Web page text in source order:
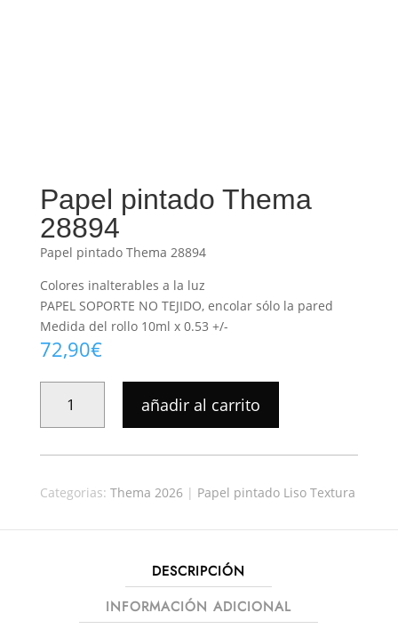
Papel pintado Thema
28894
Papel pintado Thema 28894
Colores inalterables a la luz
PAPEL SOPORTE NO TEJIDO, encolar sólo la pared
Medida del rollo 10ml x 0.53 +/-
72,90€
PINTADO
THEMA
28894
añadir al carrito
Categorias: Thema 2026| Papel pintado Liso Textura
DESCRIPCIÓN
INFORMACIÓN ADICIONAL